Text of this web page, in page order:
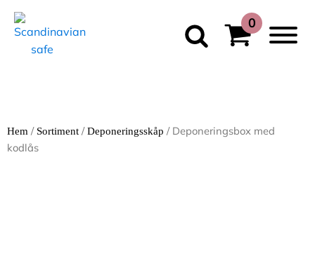
Hem / Sortiment /Deponeringsskåp / Deponeringsbox med
kodlås